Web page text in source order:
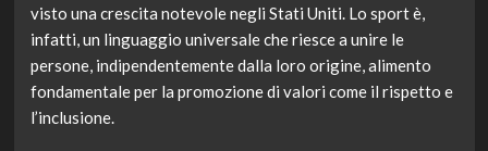
visto una crescita notevole negli Stati Uniti. Lo sport è,
infatti, un linguaggio universale che riesce a unire le
persone, indipendentemente dalla loro origine, alimento
fondamentale per la promozione di valori come il rispetto e
l’inclusione.